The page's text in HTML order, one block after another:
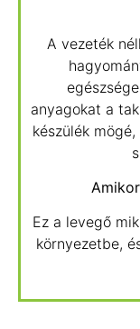
A vezeték
anyagokat a
készülék
Ez a levegő
környezetbe,